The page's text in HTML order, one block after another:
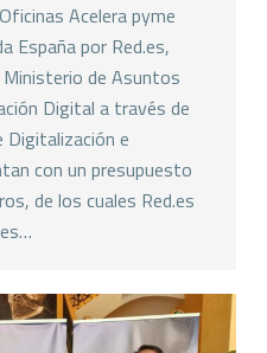
Acelera pyme
España por Red.es,
de Asuntos
Digital a través de
Digitalización e
con un presupuesto
de los cuales Red.es